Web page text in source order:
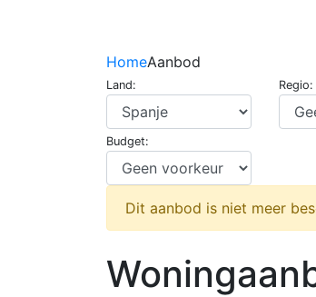
HomeAanbod
Land: Regio:
Budget:
Dit aanbod is niet meer